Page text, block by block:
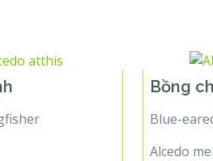
Bồng
Blue-
Alcedo